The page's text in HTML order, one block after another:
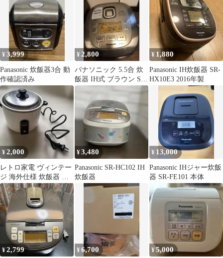
¥3,999
Panasonic 炊飯器3合 動
作確認済み
¥ 2,800
パナソニック 5.5合 炊
飯器 IH式 ブラウン SR-
HC104
¥ 1,880
Panasonic IH炊飯器 SR-
HX10E3 2016年製
¥2,000
レトロ家電 ヴィンテー
ジ 海外仕様 炊飯器 イ
ンテリア ジャンク品
¥3,480
Panasonic SR-HC102 IH
炊飯器
¥ 13,000
Panasonic IHジャー炊飯
器 SR-FE101 本体
¥2,799 ¥6,700 ¥5,000